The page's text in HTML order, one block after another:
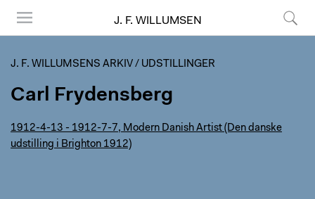
J. F. WILLUMSEN
J. F. WILLUMSENS ARKIV / UDSTILLINGER
Carl Frydensberg
1912-4-13 - 1912-7-7, Modern Danish Artist (Den danske
udstilling i Brighton 1912)